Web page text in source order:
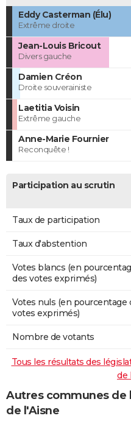
Eddy Casterman (Élu)
Extrême droite
Jean-Louis Bricout
Divers gauche
Damien Créon
Droite souverainiste
Laetitia Voisin
Extrême gauche
Anne-Marie Fournier
Reconquête !
Participation au scrutin
Taux de participation
Taux d'abstention
Votes blancs (en
des votes exprimés)
Votes nuls (en pourcentage
votes exprimés)
Nombre de votants
Tous les résultats des
de
Autres communes de
de l'Aisne